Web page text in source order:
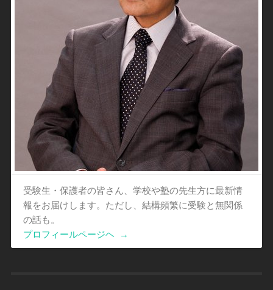
受験生・保護者の皆さん、学校や塾の先生方に最新情
報をお届けします。ただし、結構頻繁に受験と無関係
の話も。
プロフィールページヘ
→